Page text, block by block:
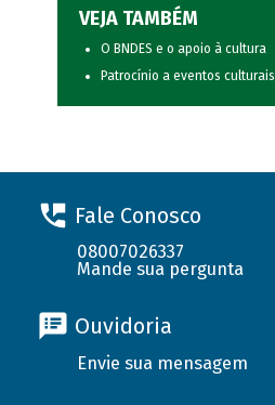
VEJA TAMBÉM
O BNDES e o apoio à cultura
Patrocínio a eventos culturais
Fale Conosco
08007026337
Mande sua pergunta
Ouvidoria
Envie sua mensagem